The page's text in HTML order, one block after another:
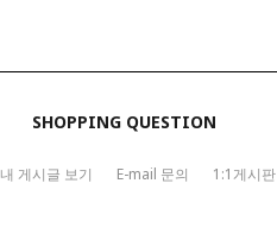
SHOPPING QUESTION
내 게시글 보기 E-mail 문의 1:1게시판